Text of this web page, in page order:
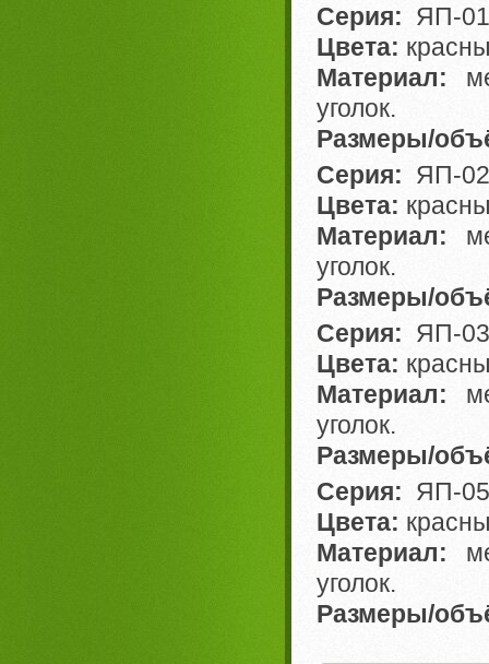
Серия: ЯП-01
Цвета:
Материал:
уголок.
Размеры/
Серия: ЯП-02
Цвета:
Материал:
уголок.
Размеры/
Серия: ЯП-03
Цвета:
Материал:
уголок.
Размеры/
Серия: ЯП-05
Цвета:
Материал:
уголок.
Размеры/